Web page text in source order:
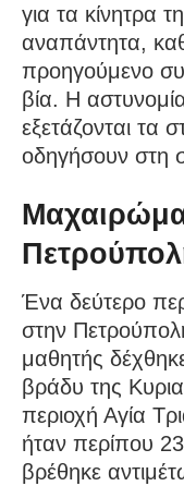
για τα κίνητρα
αναπάντητα,
προηγούμενο
βία. Η
εξετάζονται τα
οδηγήσουν στη
Ένα δεύτερο
στην
μαθητής
βράδυ της
περιοχή Αγία
ήταν περίπου
βρέθηκε